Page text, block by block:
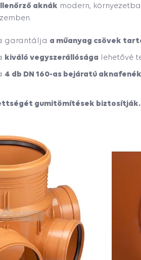
aknák modern,
garantálja a műanyag csövek
kiváló vegyszerállósága lehetővé
4 db DN 160-as bejáratú
gumitömítések biztosítják.